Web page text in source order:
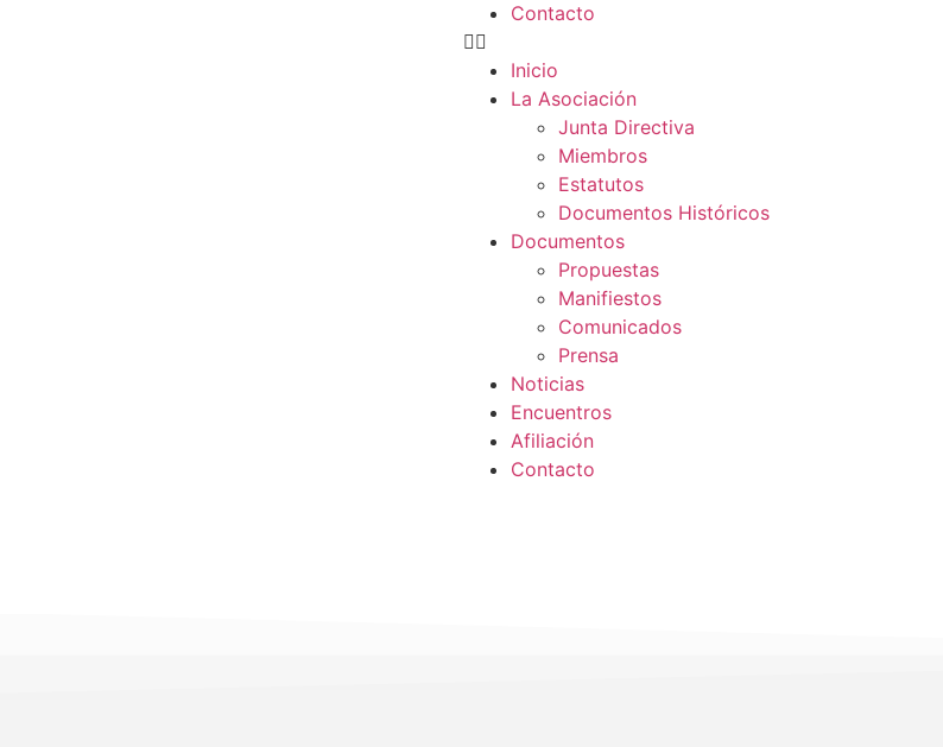
Contacto
Inicio
La Asociación
Junta Directiva
Miembros
Estatutos
Documentos Históricos
Documentos
Propuestas
Manifiestos
Comunicados
Prensa
Noticias
Encuentros
Afiliación
Contacto